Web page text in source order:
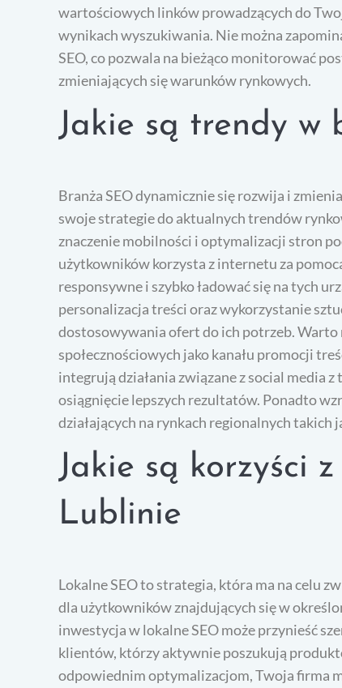
wartościowych linków prowadzących do
wynikach wyszukiwania. Nie można
SEO, co pozwala na bieżąco monitorować
zmieniających się warunków rynkowych.
Jakie są trendy w
Branża SEO dynamicznie się rozwija i
swoje strategie do aktualnych trendów
znaczenie mobilności i optymalizacji stron
użytkowników korzysta z internetu za
responsywne i szybko ładować się na tych
personalizacja treści oraz wykorzystanie
dostosowywania ofert do ich potrzeb.
społecznościowych jako kanału promocji
integrują działania związane z social media
osiągnięcie lepszych rezultatów. Ponadto
działających na rynkach regionalnych takich
Jakie są korzyści
Lublinie
Lokalne SEO to strategia, która ma na celu
dla użytkowników znajdujących się w
inwestycja w lokalne SEO może przynieść
klientów, którzy aktywnie poszukują
odpowiednim optymalizacjom, Twoja firma